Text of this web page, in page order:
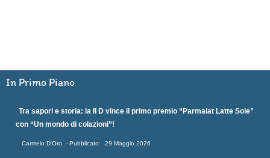
In Primo Piano
Tra sapori e storia: la II D vince il primo premio “Parmalat Latte Sole”
con “Un mondo di colazioni”!
Carmelo D'Oro 29 Maggio 2026